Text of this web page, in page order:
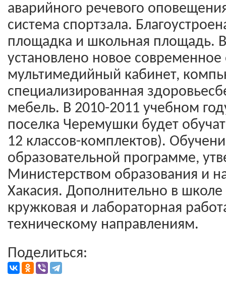
аварийного речевого
система спортзала.
площадка и школьная площадь.
установлено новое
мультимедийный кабинет,
специализированная
мебель. В 2010-2011 учебном
поселка Черемушки будет
12 классов-комплектов).
образовательной программе,
Министерством образования и
Хакасия. Дополнительно в школе
кружковая и лабораторная
техническому направлениям.
Поделиться: